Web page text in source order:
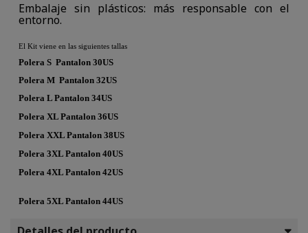
Embalaje sin plásticos: más responsable con el
entorno.
El Kit viene en las siguientes tallas
Polera S Pantalon 30US
Polera M Pantalon 32US
Polera L Pantalon 34US
Polera XL Pantalon 36US
Polera XXL Pantalon 38US
Polera 3XL Pantalon 40US
Polera 4XL Pantalon 42US
Polera 5XL Pantalon 44US